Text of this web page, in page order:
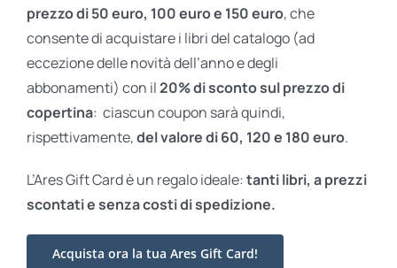
prezzo di 50 euro, 100 euro e 150 euro, che
consente di acquistare i libri del catalogo (ad
eccezione delle novità dell’anno e degli
abbonamenti) con il20% di sconto sul prezzo di
copertina: ciascun coupon sarà quindi,
rispettivamente,del valore di 60, 120 e 180 euro.
L’Ares Gift Card è un regalo ideale: tanti libri, a prezzi
scontati esenza costi di spedizione.
Acquista ora la tua Ares Gift Card!